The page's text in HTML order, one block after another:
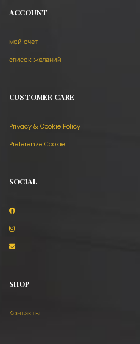
ACCOUNT
мой счет
список желаний
CUSTOMER CARE
Privacy & Cookie Policy
Preferenze Cookie
SOCIAL
SHOP
Контакты